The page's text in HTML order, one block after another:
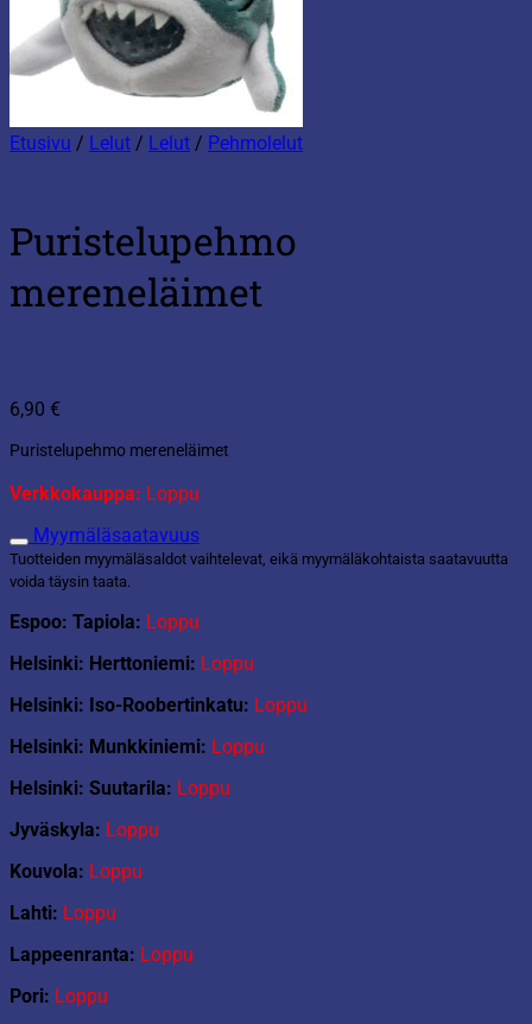
Etusivu / Lelut / Lelut / Pehmolelut
Puristelupehmo
mereneläimet
6,90 €
Puristelupehmo mereneläimet
Verkkokauppa: Loppu
Myymäläsaatavuus
Tuotteiden myymäläsaldot vaihtelevat, eikä myymäläkohtaista saatavuutta
voida täysin taata.
Espoo: Tapiola: Loppu
Helsinki: Herttoniemi: Loppu
Helsinki: Iso-Roobertinkatu: Loppu
Helsinki: Munkkiniemi: Loppu
Helsinki: Suutarila: Loppu
Jyväskyla: Loppu
Kouvola: Loppu
Lahti: Loppu
Lappeenranta: Loppu
Pori: Loppu